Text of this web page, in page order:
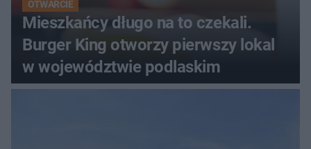
OTWARCIE
Mieszkańcy długo na to czekali.
Burger King otworzy pierwszy lokal
w województwie podlaskim